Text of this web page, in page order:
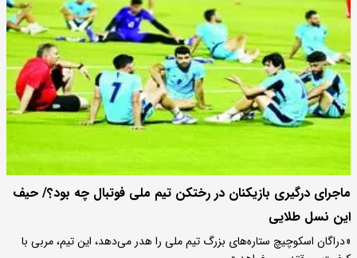
ماجرای درگیری بازیکنان در رختکن تیم ملی فوتبال چه بود؟/ حیف
این نسل طلایی
«دراگان اسکوچیچ ستاره‌های بزرگ تیم ملی را هدر می‌دهد، این تیم، مربی با